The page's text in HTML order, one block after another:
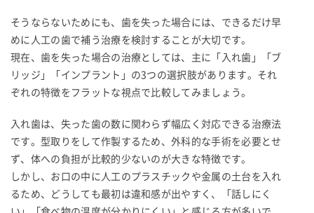
そうならないためにも、歯を失った場合には、できるだけ早
めに人工の歯で補う治療を検討することが大切です。
現在、歯を失った場合の治療としては、主に「入れ歯」「ブ
リッジ」「インプラント」の3つの選択肢があります。それ
ぞれの特徴をフラットな視点で比較してみましょう。
入れ歯は、失った歯の数に関わらず幅広く対応できる治療法
です。型取りをして作製するため、外科的な手術を必要とせ
ず、体への負担が比較的少ないのが大きな特徴です。
しかし、お口の中に人工のプラスチックや金属の土台を入れ
るため、どうしても最初は違和感が出やすく、「話しにく